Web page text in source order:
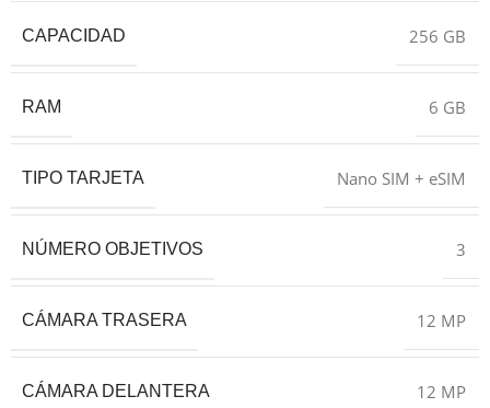
CAPACIDAD 256 GB
RAM 6 GB
TIPO TARJETA Nano SIM + eSIM
NÚMERO OBJETIVOS 3
CÁMARA TRASERA 12 MP
CÁMARA DELANTERA 12 MP